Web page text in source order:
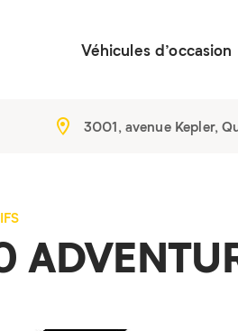
Véhicules d’occasion
3001, avenue Kepler,